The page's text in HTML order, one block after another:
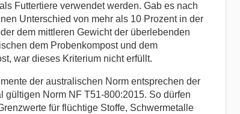
Futtertiere verwendet werden. Gab es nach
Unterschied von mehr als 10 Prozent in der
dem mittleren Gewicht der überlebenden
dem Probenkompost und dem
war dieses Kriterium nicht erfüllt.
der australischen Norm entsprechen der
gültigen Norm NF T51-800:2015. So dürfen
für flüchtige Stoffe, Schwermetalle